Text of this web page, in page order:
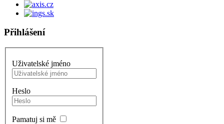
Přihlášení
Uživatelské jméno
Heslo
Pamatuj si mě